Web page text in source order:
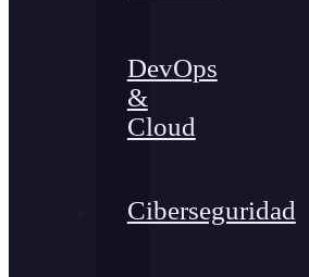
DevOps
&
Cloud
Ciberseguridad